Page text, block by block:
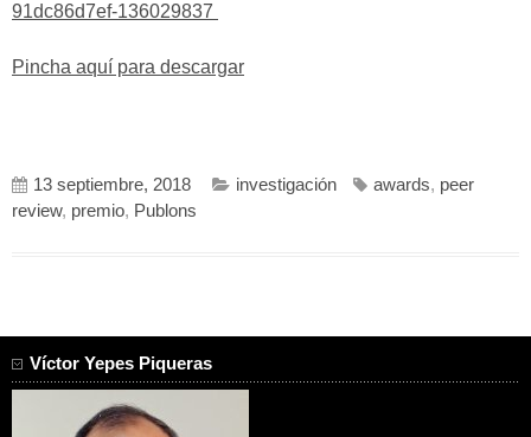
91dc86d7ef-136029837
Pincha aquí para descargar
13 septiembre, 2018 investigación awards, peer
review, premio, Publons
Víctor Yepes Piqueras